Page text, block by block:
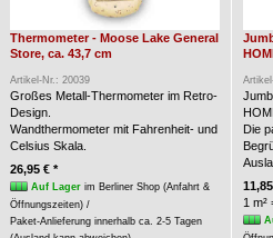
Thermometer - Moose Lake General
Store, ca. 43,7 cm
Artikel-Nr.: 20039
Großes Metall-Thermometer im Retro-
Design.
Wandthermometer mit Fahrenheit- und
Celsius Skala.
26,95 € *
Auf Lagerim Berliner Shop (Anfahrt &
Öffnungszeiten) /
Paket-Anlieferung innerhalb ca. 2-5 Tagen
Die
1 m²